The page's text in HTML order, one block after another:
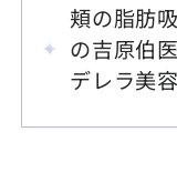
頬の脂肪
の吉原伯
デレラ美